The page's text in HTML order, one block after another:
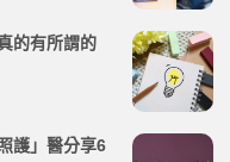
的有所謂的
護」醫分享6